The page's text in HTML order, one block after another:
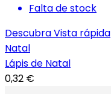
Falta de stock
DescubraVista rápida
Natal
Lápis de Natal
0,32 €